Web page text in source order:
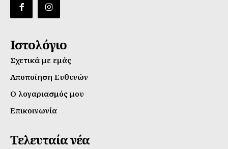
Ιστολόγιο
Σχετικά με εμάς
Αποποίηση Ευθυνών
Ο λογαριασμός μου
Επικοινωνία
Τελευταία νέα